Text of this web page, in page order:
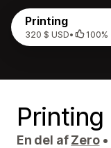
Printing
320 $ USD• 100%
Printing
En del afZero •